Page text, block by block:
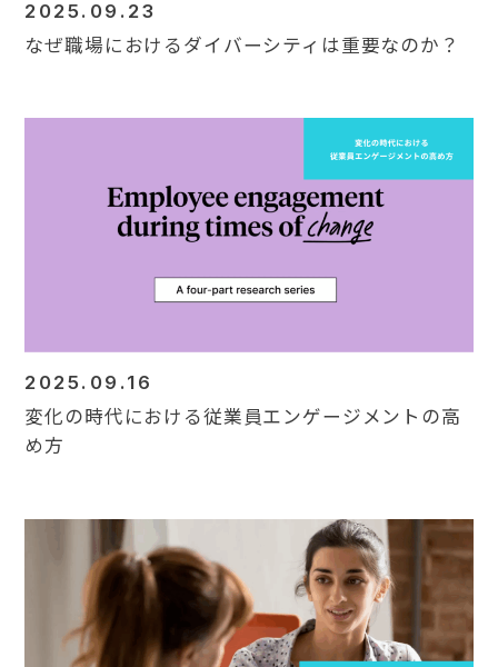
2025.09.23
なぜ職場におけるダイバーシティは重要なのか？
2025.09.16
変化の時代における従業員エンゲージメントの高
め方